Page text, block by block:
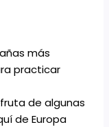
más
practicar
de algunas
de Europa